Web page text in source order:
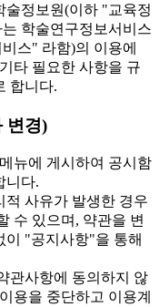
술정보원(이하 "교육정
학술연구정보서비스
스" 라함)의 이용에
타 필요한 사항을 규
합니다.
변경)
뉴에 게시하여 공시함
니다.
사유가 발생한 경우
수 있으며, 약관을 변
이 "공지사항"을 통해
관사항에 동의하지 않
용을 중단하고 이용계